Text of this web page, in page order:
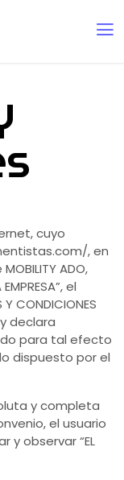
cuyo
, en
ADO,
el
CONDICIONES
declara
para tal efecto
dispuesto por el
y completa
el usuario
y observar “EL